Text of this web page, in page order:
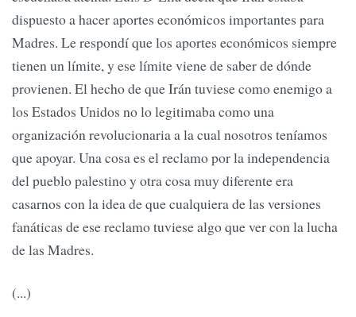
dispuesto a hacer aportes económicos importantes para
Madres. Le respondí que los aportes económicos siempre
tienen un límite, y ese límite viene de saber de dónde
provienen. El hecho de que Irán tuviese como enemigo a
los Estados Unidos no lo legitimaba como una
organización revolucionaria a la cual nosotros teníamos
que apoyar. Una cosa es el reclamo por la independencia
del pueblo palestino y otra cosa muy diferente era
casarnos con la idea de que cualquiera de las versiones
fanáticas de ese reclamo tuviese algo que ver con la lucha
de las Madres.
(...)